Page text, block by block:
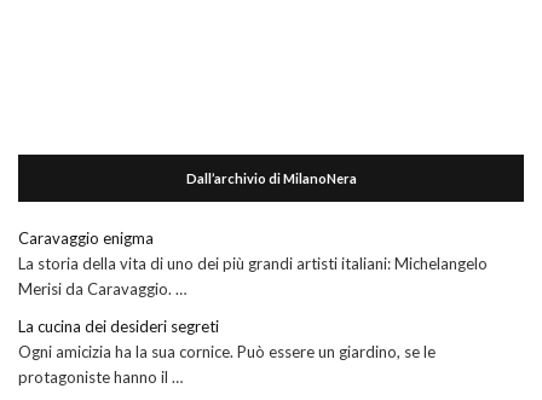
Dall’archivio di MilanoNera
Caravaggio enigma
La storia della vita di uno dei più grandi artisti italiani: Michelangelo
Merisi da Caravaggio. …
La cucina dei desideri segreti
Ogni amicizia ha la sua cornice. Può essere un giardino, se le
protagoniste hanno il …